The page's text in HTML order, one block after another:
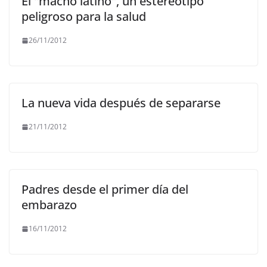
peligroso para la salud
26/11/2012
La nueva vida después de separarse
21/11/2012
Padres desde el primer día del
embarazo
16/11/2012